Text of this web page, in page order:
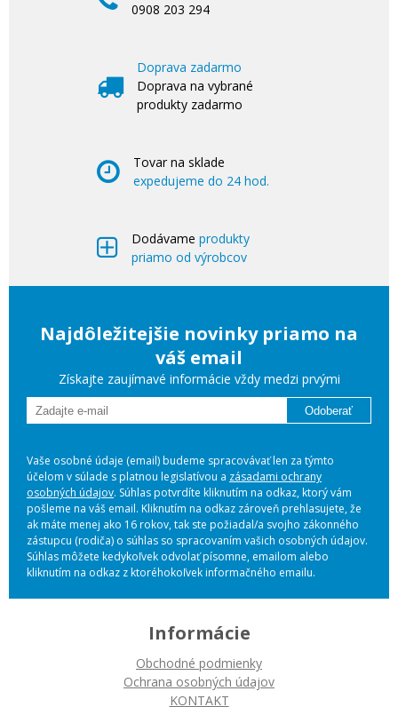
0908 203 294
Doprava zadarmo
Doprava na vybrané
produkty zadarmo
Tovar na sklade
expedujeme do 24 hod.
Dodávame produkty
priamo od výrobcov
Najdôležitejšie novinky priamo na
váš email
Získajte zaujímavé informácie vždy medzi prvými
Odoberať
Vaše osobné údaje (email) budeme spracovávať len za týmto
účelom v súlade s platnou legislatívou a zásadami ochrany
osobných údajov. Súhlas potvrdíte kliknutím na odkaz, ktorý vám
pošleme na váš email. Kliknutím na odkaz zároveň prehlasujete, že
ak máte menej ako 16 rokov, tak ste požiadal/a svojho zákonného
zástupcu (rodiča) o súhlas so spracovaním vašich osobných údajov.
Súhlas môžete kedykoľvek odvolať písomne, emailom alebo
kliknutím na odkaz z ktoréhokoľvek informačného emailu.
Informácie
Obchodné podmienky
Ochrana osobných údajov
KONTAKT